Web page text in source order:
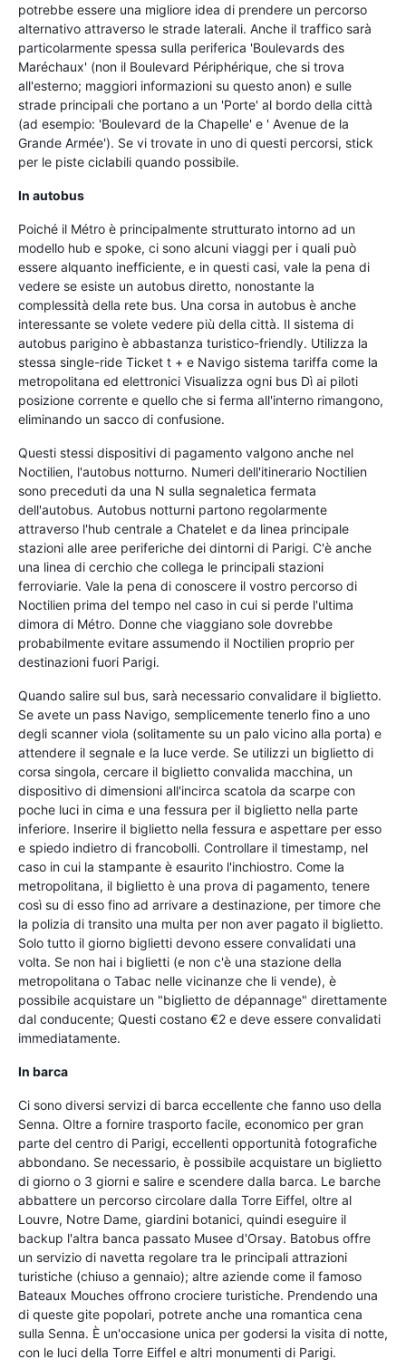
potrebbe essere una migliore idea di prendere un percorso
alternativo attraverso le strade laterali. Anche il traffico sarà
particolarmente spessa sulla periferica 'Boulevards des
Maréchaux' (non il Boulevard Périphérique, che si trova
all'esterno; maggiori informazioni su questo anon) e sulle
strade principali che portano a un 'Porte' al bordo della città
(ad esempio: 'Boulevard de la Chapelle' e ' Avenue de la
Grande Armée'). Se vi trovate in uno di questi percorsi, stick
per le piste ciclabili quando possibile.
In autobus
Poiché il Métro è principalmente strutturato intorno ad un
modello hub e spoke, ci sono alcuni viaggi per i quali può
essere alquanto inefficiente, e in questi casi, vale la pena di
vedere se esiste un autobus diretto, nonostante la
complessità della rete bus. Una corsa in autobus è anche
interessante se volete vedere più della città. Il sistema di
autobus parigino è abbastanza turistico-friendly. Utilizza la
stessa single-ride Ticket t + e Navigo sistema tariffa come la
metropolitana ed elettronici Visualizza ogni bus Dì ai piloti
posizione corrente e quello che si ferma all'interno rimangono,
eliminando un sacco di confusione.
Questi stessi dispositivi di pagamento valgono anche nel
Noctilien, l'autobus notturno. Numeri dell'itinerario Noctilien
sono preceduti da una N sulla segnaletica fermata
dell'autobus. Autobus notturni partono regolarmente
attraverso l'hub centrale a Chatelet e da linea principale
stazioni alle aree periferiche dei dintorni di Parigi. C'è anche
una linea di cerchio che collega le principali stazioni
ferroviarie. Vale la pena di conoscere il vostro percorso di
Noctilien prima del tempo nel caso in cui si perde l'ultima
dimora di Métro. Donne che viaggiano sole dovrebbe
probabilmente evitare assumendo il Noctilien proprio per
destinazioni fuori Parigi.
Quando salire sul bus, sarà necessario convalidare il biglietto.
Se avete un pass Navigo, semplicemente tenerlo fino a uno
degli scanner viola (solitamente su un palo vicino alla porta) e
attendere il segnale e la luce verde. Se utilizzi un biglietto di
corsa singola, cercare il biglietto convalida macchina, un
dispositivo di dimensioni all'incirca scatola da scarpe con
poche luci in cima e una fessura per il biglietto nella parte
inferiore. Inserire il biglietto nella fessura e aspettare per esso
e spiedo indietro di francobolli. Controllare il timestamp, nel
caso in cui la stampante è esaurito l'inchiostro. Come la
metropolitana, il biglietto è una prova di pagamento, tenere
così su di esso fino ad arrivare a destinazione, per timore che
la polizia di transito una multa per non aver pagato il biglietto.
Solo tutto il giorno biglietti devono essere convalidati una
volta. Se non hai i biglietti (e non c'è una stazione della
metropolitana o Tabac nelle vicinanze che li vende), è
possibile acquistare un "biglietto de dépannage" direttamente
dal conducente; Questi costano €2 e deve essere convalidati
immediatamente.
In barca
Ci sono diversi servizi di barca eccellente che fanno uso della
Senna. Oltre a fornire trasporto facile, economico per gran
parte del centro di Parigi, eccellenti opportunità fotografiche
abbondano. Se necessario, è possibile acquistare un biglietto
di giorno o 3 giorni e salire e scendere dalla barca. Le barche
abbattere un percorso circolare dalla Torre Eiffel, oltre al
Louvre, Notre Dame, giardini botanici, quindi eseguire il
backup l'altra banca passato Musee d'Orsay. Batobus offre
un servizio di navetta regolare tra le principali attrazioni
turistiche (chiuso a gennaio); altre aziende come il famoso
Bateaux Mouches offrono crociere turistiche. Prendendo una
di queste gite popolari, potrete anche una romantica cena
sulla Senna. È un'occasione unica per godersi la visita di notte,
con le luci della Torre Eiffel e altri monumenti di Parigi.